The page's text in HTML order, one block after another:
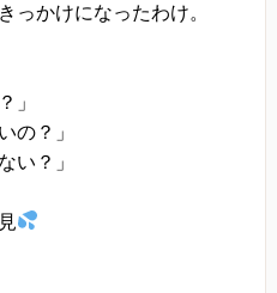
また、個人情報を正確
ます。
は削除
提供いただいた個人情
させていただいたうえ
かに 対応させていただ
っかけになったわけ。
」
の？」
い？」